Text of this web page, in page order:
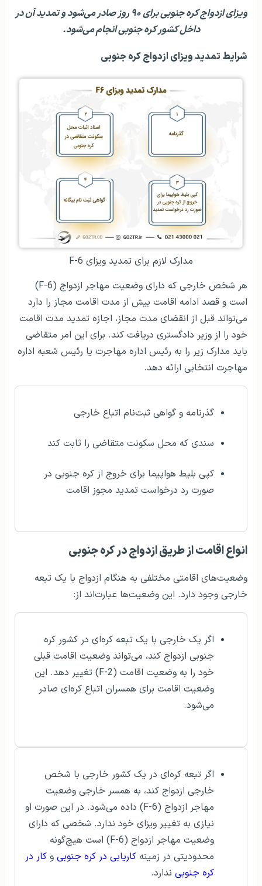
ویزای ازدواج کره جنوبی برای ۹۰ روز صادر می‌شود و تمدید آن در
داخل کشور کره جنوبی انجام می‌شود.
شرایط تمدید ویزای ازدواج کره جنوبی
مدارک لازم برای تمدید ویزای F-6
هر شخص خارجی که دارای وضعیت مهاجر ازدواج (F-6)
است و قصد ادامه اقامت بیش از مدت اقامت مجاز را دارد
می‌تواند قبل از انقضای مدت مجاز، اجازه تمدید مدت اقامت
خود را از وزیر دادگستری دریافت کند. برای این امر متقاضی
باید مدارک زیر را به رئیس اداره مهاجرت یا رئیس شعبه اداره
مهاجرت انتخابی ارائه دهد.
گذرنامه و گواهی ثبت‌نام اتباع خارجی
سندی که محل سکونت متقاضی را ثابت کند
کپی بلیط هواپیما برای خروج از کره جنوبی در
صورت رد درخواست تمدید مجوز اقامت
انواع اقامت از طریق ازدواج در کره جنوبی
وضعیت‌های اقامتی مختلفی به هنگام ازدواج با یک تبعه
خارجی وجود دارد. این وضعیت‌ها عبارت‌اند از:
اگر یک خارجی با یک تبعه کره‌ای در کشور کره
جنوبی ازدواج کند، می‌تواند وضعیت اقامت قبلی
خود را به وضعیت اقامت (F-2) تغییر دهد. این
وضعیت اقامت برای همسران اتباع کره‌ای صادر
می‌شود.
اگر تبعه کره‌ای در یک کشور خارجی با شخص
خارجی ازدواج کند، به همسر خارجی وضعیت
مهاجر ازدواج (F-6) داده می‌شود. در این صورت او
نیازی به تغییر ویزای خود ندارد. شخصی که دارای
وضعیت مهاجر ازدواج (F-6) است هیچ‌گونه
محدودیتی در زمینه کاریابی در کره جنوبی و کار در
کره جنوبی ندارد.